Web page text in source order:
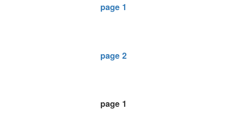
page 1
page 2
page 1